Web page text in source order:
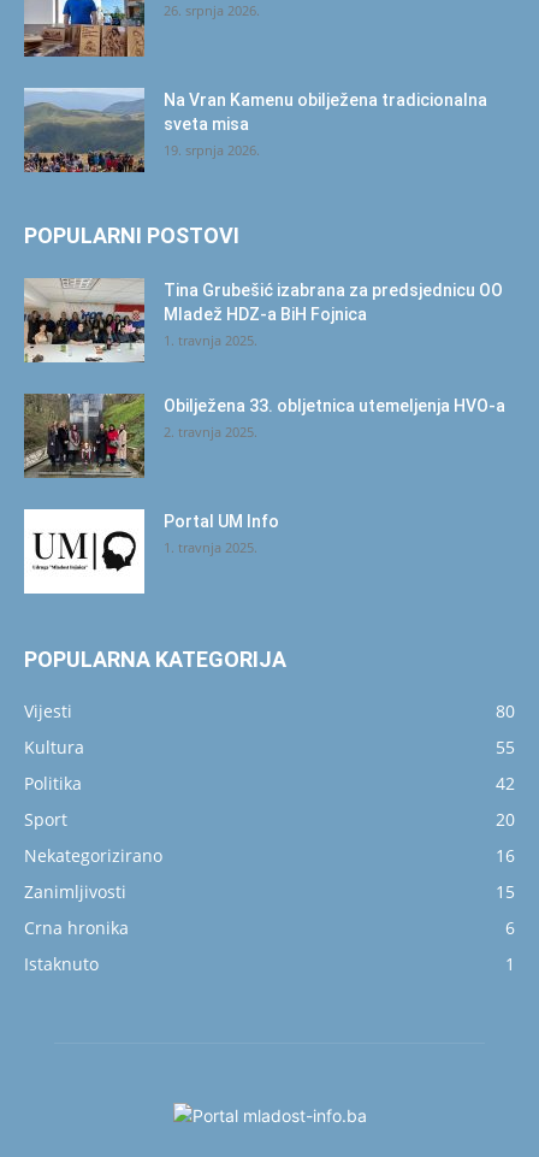
26. srpnja 2026.
Na Vran Kamenu obilježena tradicionalna
sveta misa
19. srpnja 2026.
POPULARNI POSTOVI
Tina Grubešić izabrana za predsjednicu OO
Mladež HDZ-a BiH Fojnica
1. travnja 2025.
Obilježena 33. obljetnica utemeljenja HVO-a
2. travnja 2025.
Portal UM Info
1. travnja 2025.
POPULARNA KATEGORIJA
Vijesti
80
Kultura
55
Politika
42
Sport
20
Nekategorizirano
16
Zanimljivosti
15
Crna hronika
6
Istaknuto
1